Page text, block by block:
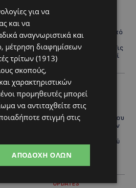
ΘΕΣΣΑΛΟΝΙΚΗ: Σοκ από
την κακοποίηση
άγριων χελωνών – Τις
έβαψαν με πορτοκαλί
λαδομπογιά-(Φώτο)
STORIES
ΟΡΦΕΑΣ ΣΟΛΩΜΟΥ: Ο
10χρονος Κύπριος που
πρωταγωνιστεί στην
εξοικονόμησης νερού
κάνουν τη διαφορά -
(Βίντεο)
UPDATES
για να
και να
αναγνωριστικά και
μέτρηση διαφημίσεων
τρίτων (1913)
σκοπούς,
χαρακτηριστικών
προμηθευτές μπορεί
να αντιταχθείτε στις
στιγμή στις
ΑΠΟΔΟΧΉ ΌΛΩΝ